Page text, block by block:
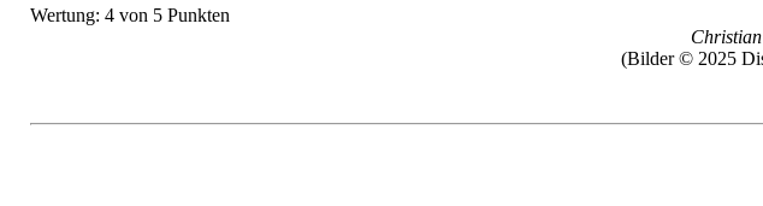
Wertung: 4 von 5 Punkten
(Bilder © 2025